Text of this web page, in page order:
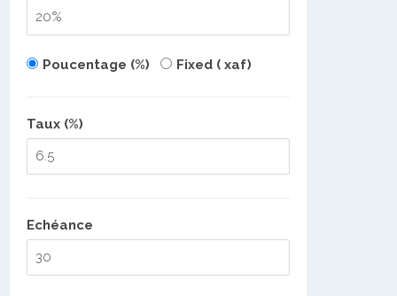
Poucentage (%) Fixed ( xaf)
Taux (%)
Echéance